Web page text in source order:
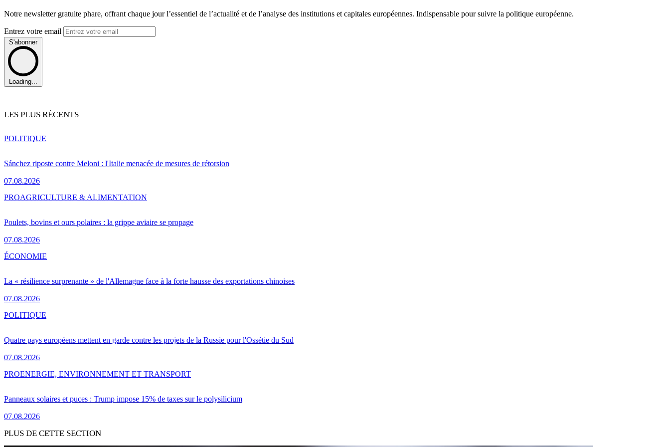
Notre newsletter gratuite phare, offrant chaque jour l’essentiel de l’actualité et de l’analyse des institutions et capitales européennes. Indispensable pour suivre la politique européenne.
Entrez votre email
S'abonner
Loading...
LES PLUS RÉCENTS
Sánchez riposte contre Meloni : l'Italie menacée de mesures de rétorsion
07.08.2026
POLITIQUE
Poulets, bovins et ours polaires : la grippe aviaire se propage
07.08.2026
PROAGRICULTURE & ALIMENTATION
La « résilience surprenante » de l'Allemagne face à la forte hausse des exportations chinoises
07.08.2026
ÉCONOMIE
Quatre pays européens mettent en garde contre les projets de la Russie pour l'Ossétie du Sud
07.08.2026
POLITIQUE
Panneaux solaires et puces : Trump impose 15% de taxes sur le polysilicium
07.08.2026
PROENERGIE, ENVIRONNEMENT ET TRANSPORT
PLUS DE CETTE SECTION